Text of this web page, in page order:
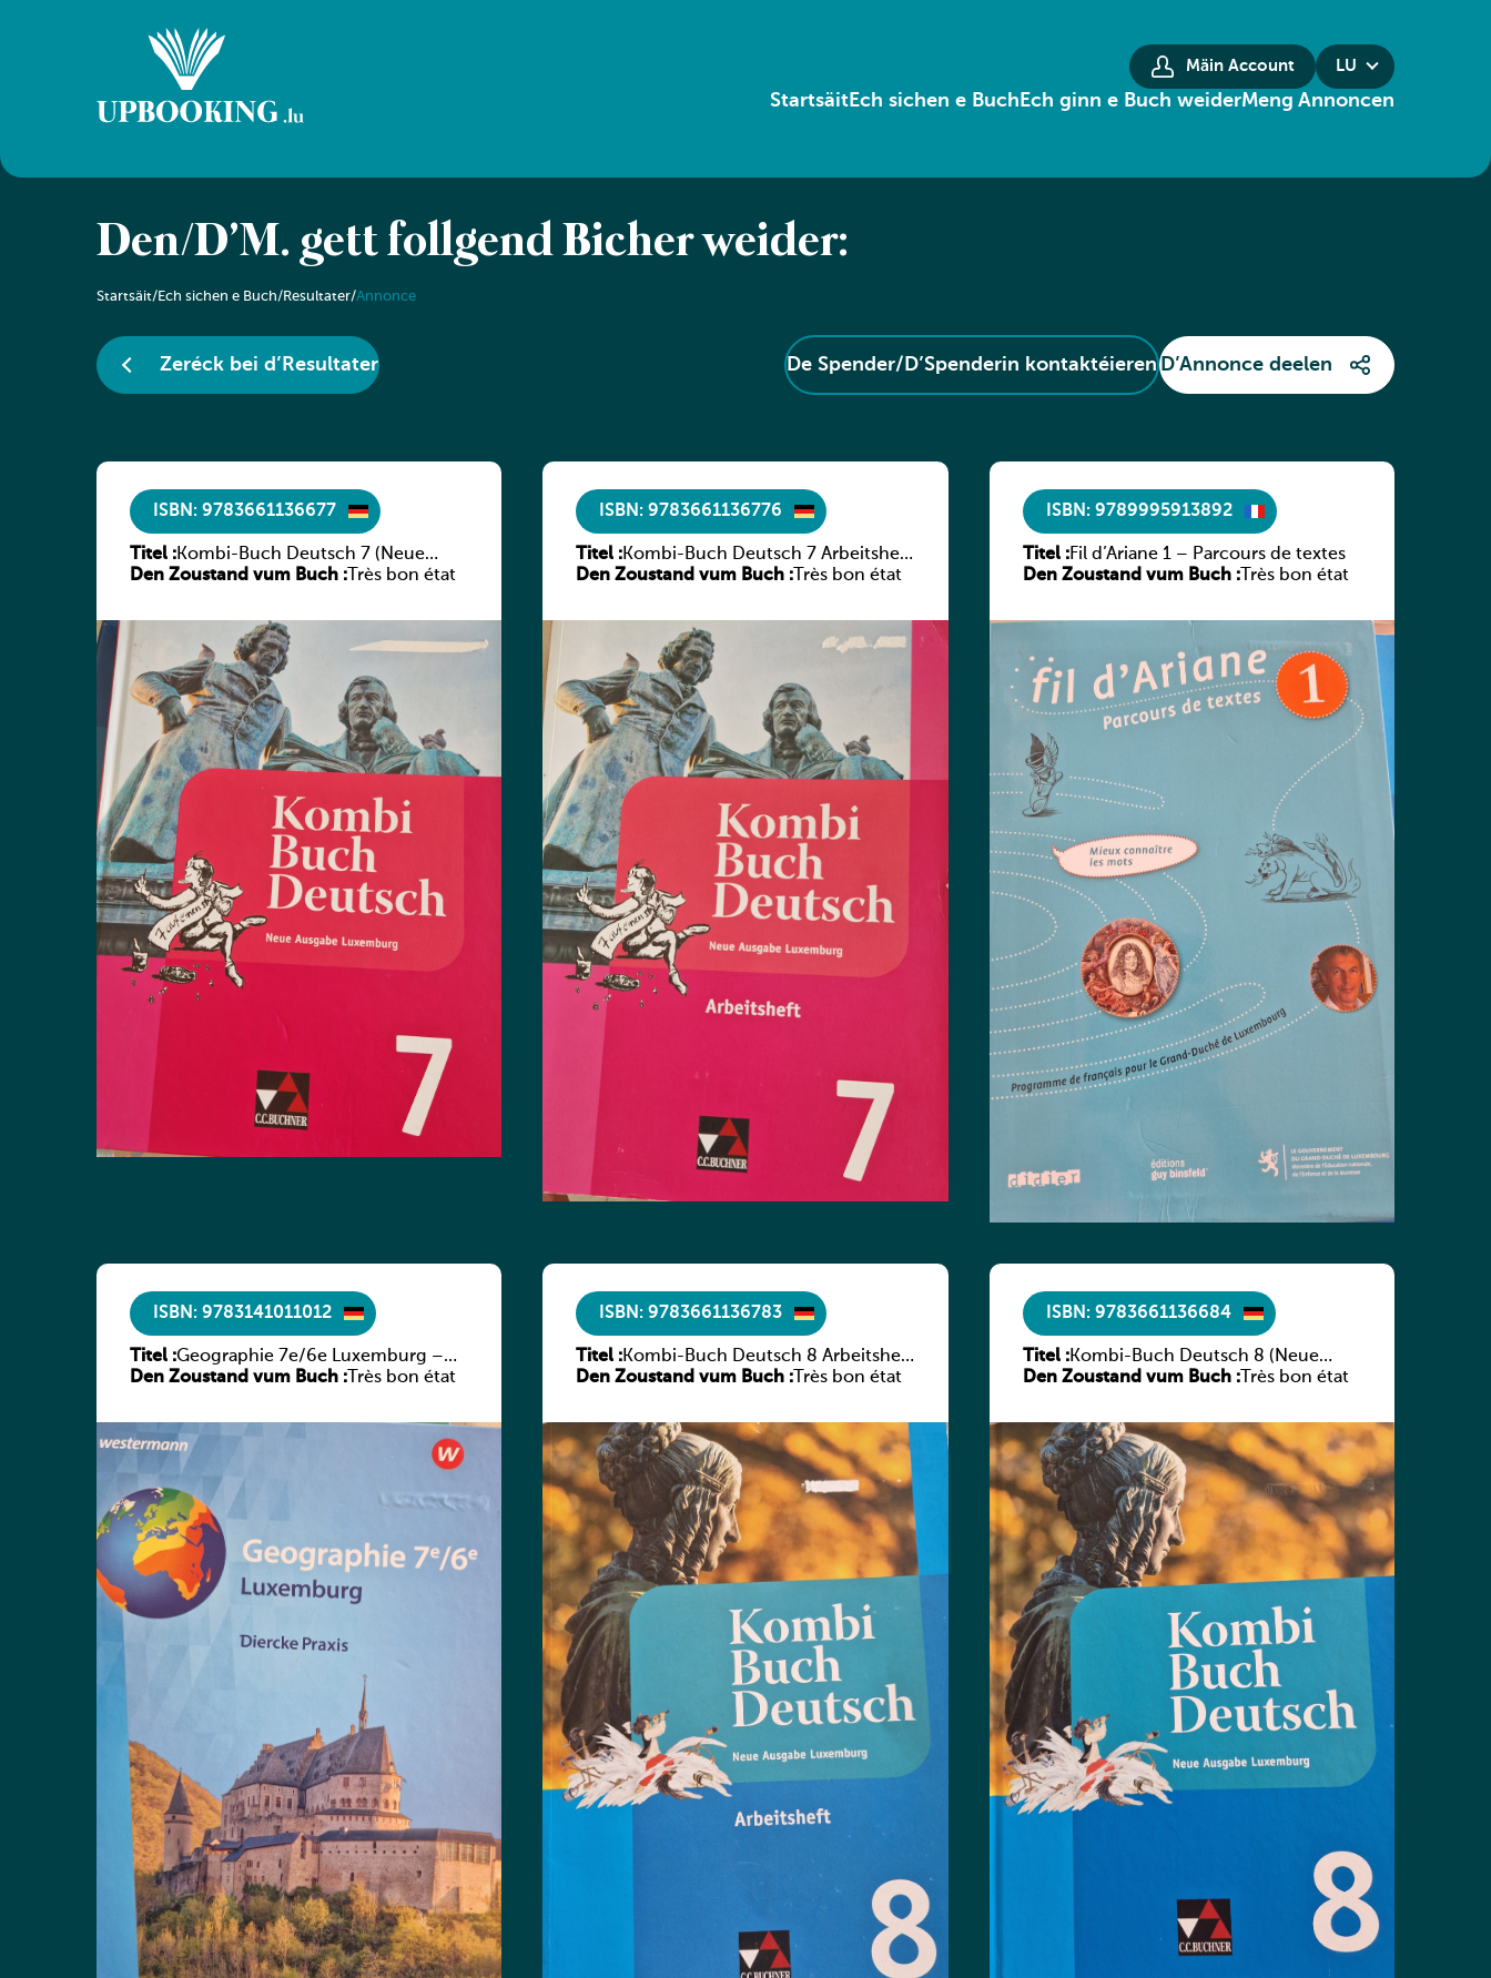
Mäin Account LU
StartsäitEch sichen e Buch Ech ginn e Buch weiderMeng Annoncen
Den/D’M. gëtt follgend Bicher weider:
Startsäit/Ech sichen e Buch/Resultater/Annonce
Zeréck bei d’Resultater De Spender/D’Spenderin kontaktéieren D’Annonce deelen
ISBN: 9783661136677
Titel :Kombi-Buch Deutsch 7 (Neue
Ausgabe Luxemburg)
Den Zoustand vum Buch : Très bon état
ISBN: 9783661136776
Titel :Kombi-Buch Deutsch 7 Arbeitsheft
(Neue Ausgabe Luxemburg)
Den Zoustand vum Buch : Très bon état
ISBN: 9789995913892
Titel :Fil d’Ariane 1 – Parcours de textes
Den Zoustand vum Buch :Très bon état
ISBN: 9783141011012
Titel :Geographie 7e/6e Luxemburg –
Diercke Praxis
Den Zoustand vum Buch : Très bon état
ISBN: 9783661136783
Titel :Kombi-Buch Deutsch 8 Arbeitsheft
(Neue Ausgabe Luxemburg)
Den Zoustand vum Buch : Très bon état
ISBN: 9783661136684
Titel :Kombi-Buch Deutsch 8 (Neue
Ausgabe Luxemburg)
Den Zoustand vum Buch :Très bon état